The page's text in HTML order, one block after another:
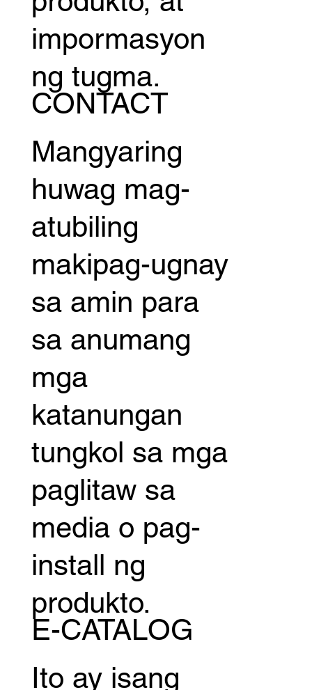
impormasyon
ng tugma.
CONTACT
Mangyaring
huwag mag-
atubiling
makipag-ugnay
sa amin para
sa anumang
mga
katanungan
tungkol sa mga
paglitaw sa
media o pag-
install ng
produkto.
E-CATALOG
Ito ay isang